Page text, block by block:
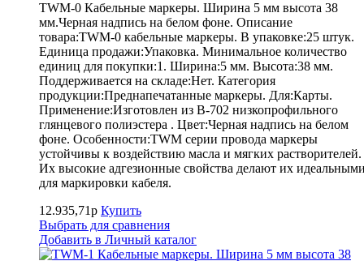
TWM-0 Кабельные маркеры. Ширина 5 мм высота 38
мм.Черная надпись на белом фоне. Описание
товара:TWM-0 кабельные маркеры. В упаковке:25 штук.
Единица продажи:Упаковка. Минимальное количество
единиц для покупки:1. Ширина:5 мм. Высота:38 мм.
Поддерживается на складе:Нет. Категория
продукции:Преднапечатанные маркеры. Для:Карты.
Применение:Изготовлен из B-702 низкопрофильного
глянцевого полиэстера . Цвет:Черная надпись на белом
фоне. Особенности:TWM серии провода маркеры
устойчивы к воздействию масла и мягких растворителей.
Их высокие адгезионные свойства делают их
для маркировки кабеля.
12.935,71р Купить
Выбрать для сравнения
Добавить в Личный каталог